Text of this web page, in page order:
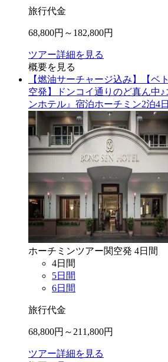
旅行代金
68,800円～ 182,800円
ツアー詳細を見る
概要を見る
【燃油サーチャージ込み】【ベ
空発】ドンコイ通りのど真ん中
ンホテル』宿泊ホーチミン2泊4日
ホーチミンツアー関空発 4日間
4日間
5日間
6日間
旅行代金
68,800円～ 211,800円
ツアー詳細を見る